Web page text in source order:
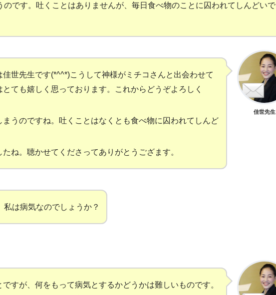
のです。吐くことはありませんが、毎日食べ物のことに囚われてしんどいで
佳世先生です(*^^*)こうして神様がミチコさんと出会わせて
とても嬉しく思っております。これからどうぞよろしく
うのですね。吐くことはなくとも食べ物に囚われてしんど
ね。聴かせてくださってありがとうござます。
佳世先生
私は病気なのでしょうか？
すが、何をもって病気とするかどうかは難しいものです。